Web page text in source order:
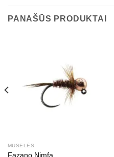
PANAŠŪS PRODUKTAI
MUSELĖS
Fazano Nimfa